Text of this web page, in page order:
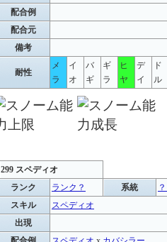
配合例
配合元
備考
耐性
メ
ラ
イ
オ
バ
ギ
ギ
ラ
ヒ
ヤ
デ
イ
ド
ル
299 スペディオ
ランク
ランク？ 系統
スキル
スペディオ
出現